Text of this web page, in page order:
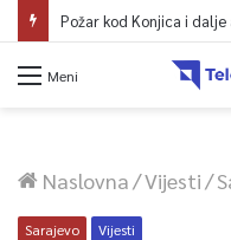
Požar kod Konjica i
Meni
Naslovna/Vijesti/
Sarajevo Vijesti